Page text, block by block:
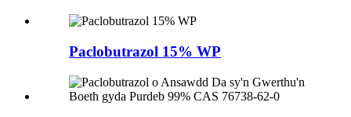
Paclobutrazol 15% WP